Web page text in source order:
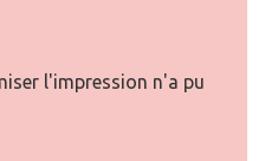
l'impression n'a pu